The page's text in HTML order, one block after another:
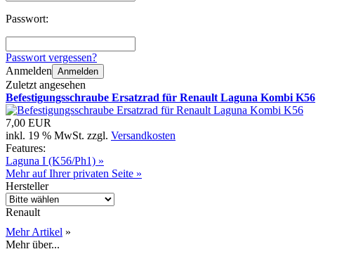
Passwort:
Passwort vergessen?
Anmelden Anmelden
Zuletzt angesehen
Befestigungsschraube Ersatzrad für Renault Laguna Kombi K56
7,00 EUR
inkl. 19 % MwSt. zzgl. Versandkosten
Features:
Laguna I (K56/Ph1) »
Mehr auf Ihrer privaten Seite »
Hersteller
Renault
Mehr Artikel »
Mehr über...